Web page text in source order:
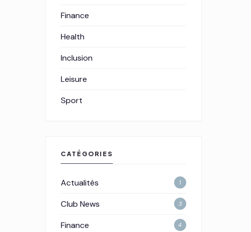
Finance
Health
Inclusion
Leisure
Sport
CATÉGORIES
Actualités 1
Club News 3
Finance 4